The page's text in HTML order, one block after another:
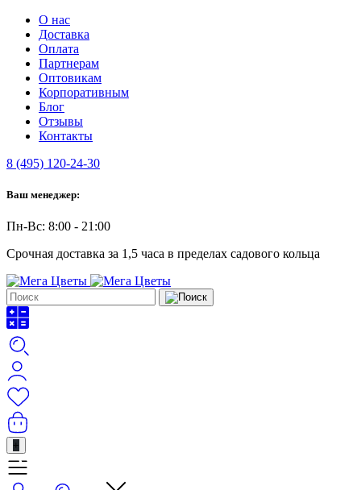
О нас
Доставка
Оплата
Партнерам
Оптовикам
Корпоративным
Блог
Отзывы
Контакты
8 (495) 120-24-30
Ваш менеджер:
Пн-Вс: 8:00 - 21:00
Срочная доставка за 1,5 часа в пределах садового кольца
+